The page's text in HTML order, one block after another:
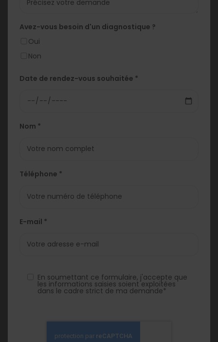
Avez-vous besoin d'un diagnostique ?
Oui
Non
Date de rendez-vous souhaitée *
Nom *
Téléphone *
E-mail *
En soumettant ce formulaire, j'accepte que
les informations saisies soient exploitées
dans le cadre strict de ma demande*